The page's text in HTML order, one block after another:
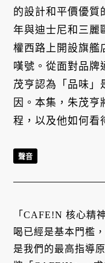
的設計和平價優質
年與迪士尼和三麗
權西路上開設旗艦
嘆號。從面對品牌
茂亨認為「品味」
因。本集，朱茂
程，以及他如何看
「CAFE!N 核心精
喝已經是基本門檻
是我們的最高指導
聲音